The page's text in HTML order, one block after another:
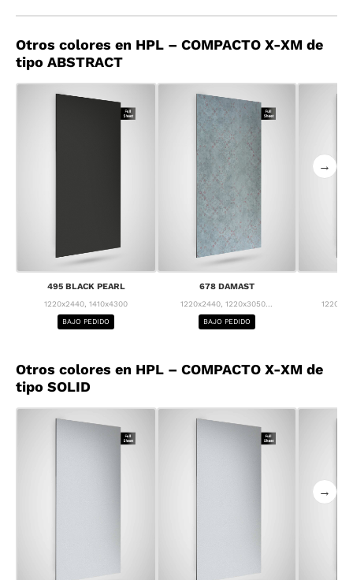
Otros colores en HPL – COMPACTO X-XM de
tipo ABSTRACT
495 BLACK PEARL
1220x2440, 1410x4300
BAJO PEDIDO
678 DAMAST
1220x2440, 1220x3050...
BAJO PEDIDO
→
Otros colores en HPL – COMPACTO X-XM de
tipo SOLID
→